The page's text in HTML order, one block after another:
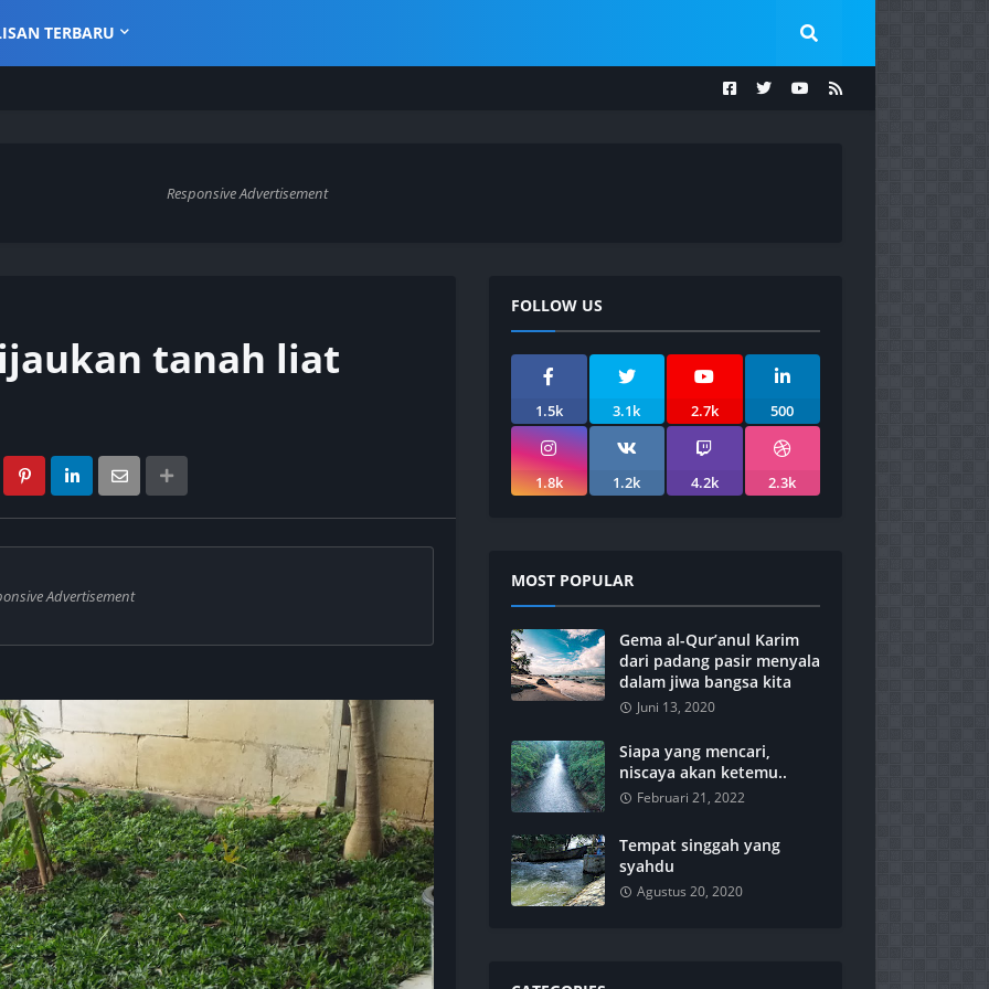
TERBARU
Responsive Advertisement
tanah liat
Advertisement
FOLLOW US
1.5k 3.1k 2.7k 500
1.8k 1.2k 4.2k 2.3k
MOST POPULAR
Gema al-Qur’anul Karim
dari padang pasir menyala
dalam jiwa bangsa kita
Juni 13, 2020
Siapa yang mencari,
niscaya akan ketemu..
Februari 21, 2022
Tempat singgah yang
syahdu
Agustus 20, 2020